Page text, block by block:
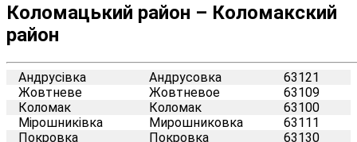
Коломацький район – Коломакский
район
Андрусівка Андрусовка
63121
Жовтневе
Жовтневое
63109
Коломак
Коломак
63100
Мірошниківка
Мирошниковка
63111
Покровка
Покровка
63130